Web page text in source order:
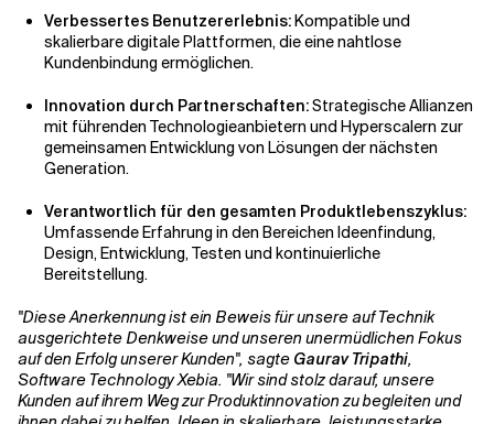
Verbessertes Benutzererlebnis: Kompatible und
skalierbare digitale Plattformen, die eine nahtlose
Kundenbindung ermöglichen.
Innovation durch Partnerschaften:Strategische Allianzen
mit führenden Technologieanbietern und Hyperscalern zur
gemeinsamen Entwicklung von Lösungen der nächsten
Generation.
Verantwortlich für den gesamten Produktlebenszyklus:
Umfassende Erfahrung in den Bereichen Ideenfindung,
Design, Entwicklung, Testen und kontinuierliche
Bereitstellung.
"Diese Anerkennung ist ein Beweis für unsere auf Technik
ausgerichtete Denkweise und unseren unermüdlichen Fokus
auf den Erfolg unserer Kunden", sagte Gaurav Tripathi,
Software Technology Xebia. "Wir sind stolz darauf, unsere
Kunden auf ihrem Weg zur Produktinnovation zu begleiten und